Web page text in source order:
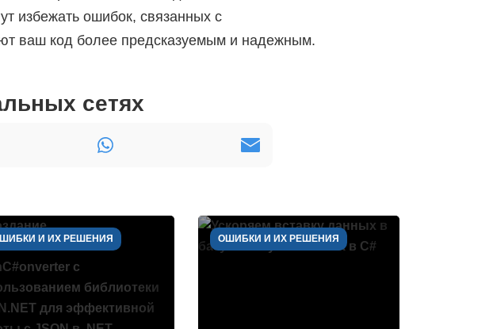
избежать ошибок, связанных с
ваш код более предсказуемым и надежным.
сетях
И ИХ РЕШЕНИЯ ОШИБКИ И ИХ РЕШЕНИЯ